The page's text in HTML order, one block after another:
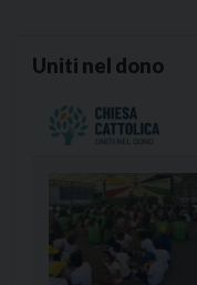
Uniti nel dono